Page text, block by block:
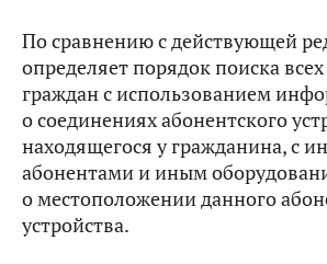
По сравнению с действующей
определяет порядок поиска
граждан с использованием
о соединениях абонентского
находящегося у гражданина, с
абонентами и иным
о местоположении данного
устройства.